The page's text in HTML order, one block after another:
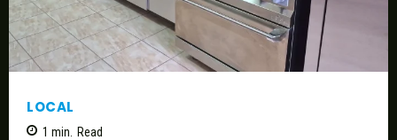
LOCAL
1 min. Read